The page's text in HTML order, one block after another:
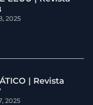
2025
| Revista
2025